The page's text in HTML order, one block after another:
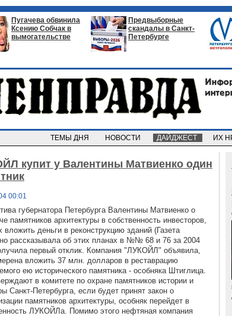
Пугачева обвинила
Ксению Собчак в
вымогательстве
Предвыборные
скандалы в Санкт-
Петербурге
ТЕМЫ ДНЯ НОВОСТИ ДАЙДЖЕСТ ИХ
купит у Валентины Матвиенко один
00:01
губернатора Петербурга Валентины Матвиенко о
памятников архитектуры в собственность инвесторов,
вложить деньги в реконструкцию зданий (Газета
рассказывала об этих планах в №№ 68 и 76 за 2004
первый отклик. Компания "ЛУКОЙЛ" объявила,
вложить 37 млн. долларов в реставрацию
ею исторического памятника - особняка Штиглица.
в комитете по охране памятников истории и
Санкт-Петербурга, если будет принят закон о
памятников архитектуры, особняк перейдет в
ЛУКОЙЛа. Помимо этого нефтяная компания